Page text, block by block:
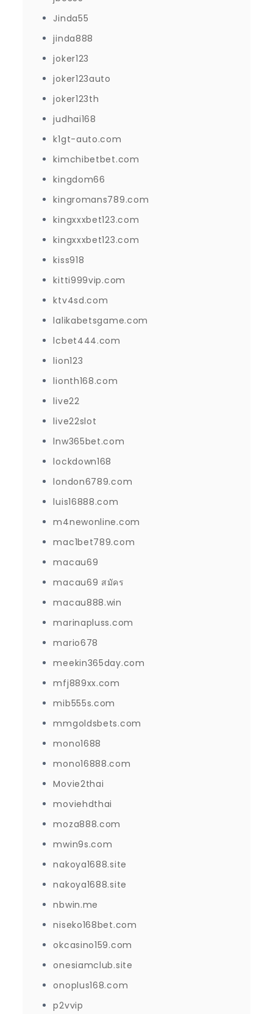
Jinda55
jinda888
joker123
joker123auto
joker123th
judhai168
k1gt-auto.com
kimchibetbet.com
kingdom66
kingromans789.com
kingxxxbet123.com
kingxxxbet123.com
kiss918
kitti999vip.com
ktv4sd.com
lalikabetsgame.com
lcbet444.com
lion123
lionth168.com
live22
live22slot
lnw365bet.com
lockdown168
london6789.com
luis16888.com
m4newonline.com
mac1bet789.com
macau69
macau69 สมัคร
macau888.win
marinapluss.com
mario678
meekin365day.com
mfj889xx.com
mib555s.com
mmgoldsbets.com
mono1688
mono16888.com
Movie2thai
moviehdthai
moza888.com
mwin9s.com
nakoya1688.site
nakoya1688.site
nbwin.me
niseko168bet.com
okcasino159.com
onesiamclub.site
onoplus168.com
p2vvip